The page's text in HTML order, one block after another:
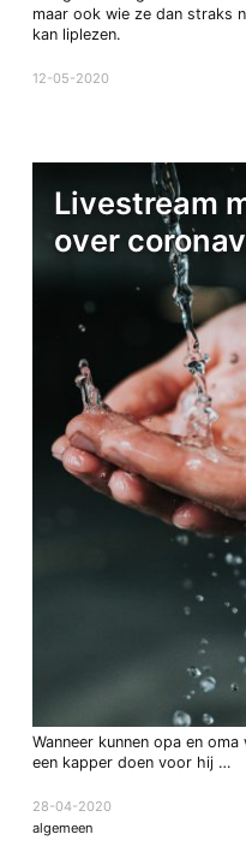
maar ook wie ze dan straks
kan liplezen.
12-05-2020
Livestream
over
Wanneer kunnen opa en
een kapper doen voor hij …
28-04-2020
algemeen